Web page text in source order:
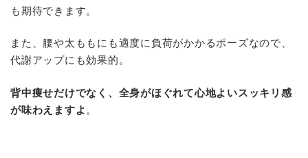
も期待できます。
また、腰や太ももにも適度に負荷がかかるポーズなので、
代謝アップにも効果的。
背中痩せだけでなく、全身がほぐれて心地よいスッキリ感
が味わえますよ 。